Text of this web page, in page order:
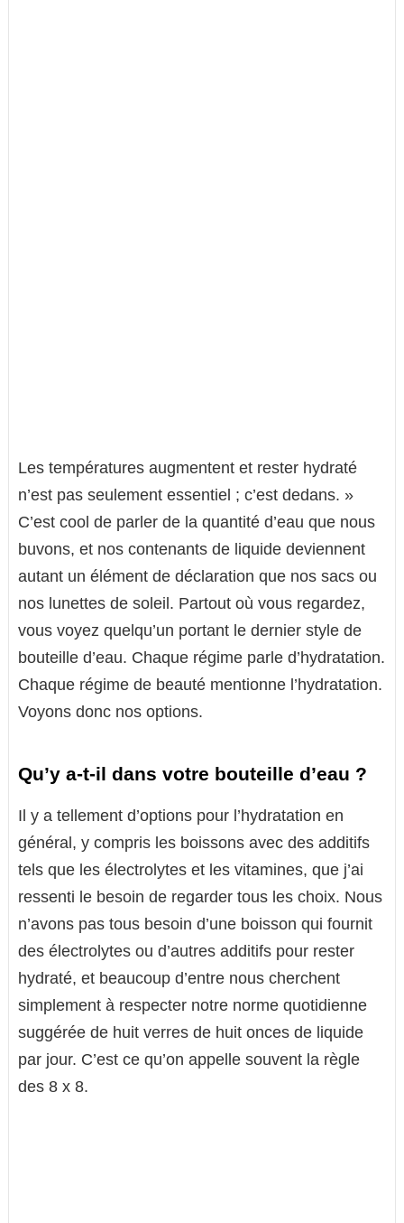
Les températures augmentent et rester hydraté
n’est pas seulement essentiel ; c’est dedans. »
C’est cool de parler de la quantité d’eau que nous
buvons, et nos contenants de liquide deviennent
autant un élément de déclaration que nos sacs ou
nos lunettes de soleil. Partout où vous regardez,
vous voyez quelqu’un portant le dernier style de
bouteille d’eau. Chaque régime parle d’hydratation.
Chaque régime de beauté mentionne l’hydratation.
Voyons donc nos options.
Qu’y a-t-il dans votre bouteille d’eau ?
Il y a tellement d’options pour l’hydratation en
général, y compris les boissons avec des additifs
tels que les électrolytes et les vitamines, que j’ai
ressenti le besoin de regarder tous les choix. Nous
n’avons pas tous besoin d’une boisson qui fournit
des électrolytes ou d’autres additifs pour rester
hydraté, et beaucoup d’entre nous cherchent
simplement à respecter notre norme quotidienne
suggérée de huit verres de huit onces de liquide
par jour. C’est ce qu’on appelle souvent la règle
des 8 x 8.